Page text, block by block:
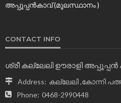
അപ്പൂപ്പൻകാവ് (മൂലസ്ഥാനം )
CONTACT INFO
ശ്രീ കല്ലേലി ഊരാളി
Address: കല്ലേലി ,കോന്നി
Phone: 0468-2990448